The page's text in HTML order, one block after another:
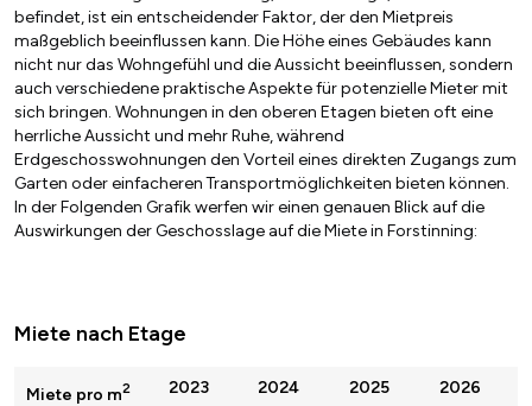
befindet, ist ein entscheidender Faktor, der den Mietpreis
maßgeblich beeinflussen kann. Die Höhe eines Gebäudes kann
nicht nur das Wohngefühl und die Aussicht beeinflussen, sondern
auch verschiedene praktische Aspekte für potenzielle Mieter mit
sich bringen. Wohnungen in den oberen Etagen bieten oft eine
herrliche Aussicht und mehr Ruhe, während
Erdgeschosswohnungen den Vorteil eines direkten Zugangs zum
Garten oder einfacheren Transportmöglichkeiten bieten können.
In der Folgenden Grafik werfen wir einen genauen Blick auf die
Auswirkungen der Geschosslage auf die Miete in Forstinning:
Miete nach Etage
Miete pro m2 2023 2024 2025 2026